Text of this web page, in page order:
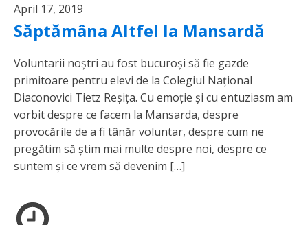
April 17, 2019
Săptămâna Altfel la Mansardă
Voluntarii noștri au fost bucuroși să fie gazde
primitoare pentru elevi de la Colegiul Național
Diaconovici Tietz Reșița. Cu emoție și cu entuziasm am
vorbit despre ce facem la Mansarda, despre
provocările de a fi tânăr voluntar, despre cum ne
pregătim să știm mai multe despre noi, despre ce
suntem și ce vrem să devenim […]